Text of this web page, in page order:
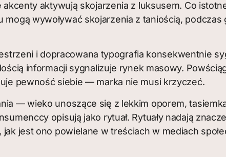
aktywują skojarzenia z luksusem. Co
wywoływać skojarzenia z taniością,
i dopracowana typografia konsekwentnie
informacji sygnalizuje rynek masowy.
pewność siebie — marka nie musi krzyczeć.
— wieko unoszące się z lekkim oporem,
opisują jako rytuał. Rytuały nadają
jest ono powielane w treściach w mediach